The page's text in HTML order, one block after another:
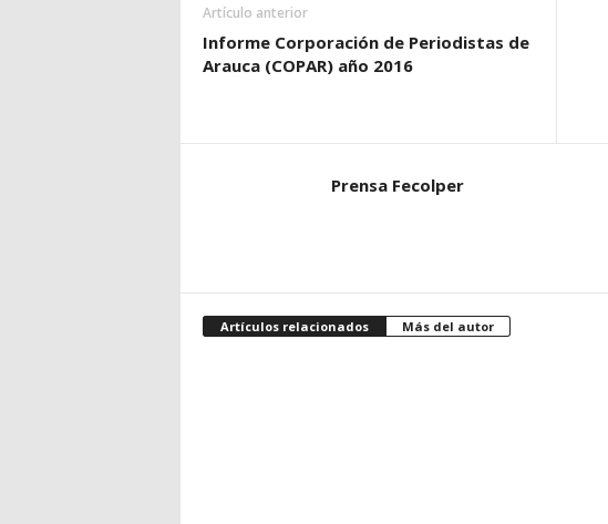
Artículo anterior
Informe Corporación de Periodistas de
Arauca (COPAR) año 2016
Prensa Fecolper
Artículos relacionados Más del autor